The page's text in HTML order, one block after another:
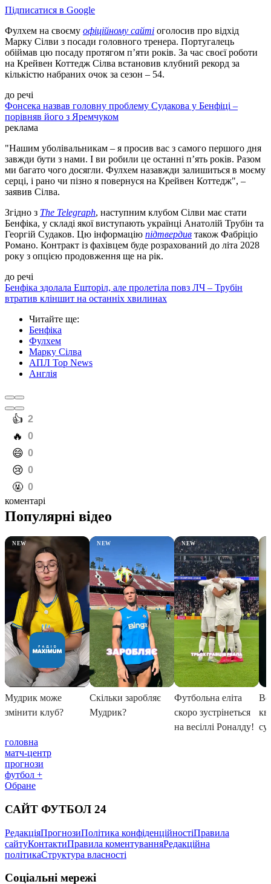
Підписатися в Google
Фулхем на своєму офіційному сайті оголосив про відхід
Марку Сілви з посади головного тренера. Португалець
обіймав цю посаду протягом п’яти років. За час своєї роботи
на Крейвен Коттедж Сілва встановив клубний рекорд за
кількістю набраних очок за сезон – 54.
до речі
Фонсека назвав головну проблему Судакова у Бенфіці –
порівняв його з Яремчуком
реклама
"Нашим уболівальникам – я просив вас з самого першого дня
завжди бути з нами. І ви робили це останні п’ять років. Разом
ми багато чого досягли. Фулхем назавжди залишиться в моєму
серці, і рано чи пізно я повернуся на Крейвен Коттедж", –
заявив Сілва.
Згідно з The Telegraph, наступним клубом Сілви має стати
Бенфіка, у складі якої виступають українці Анатолій Трубін та
Георгій Судаков. Цю інформацію підтвердив також Фабріціо
Романо. Контракт із фахівцем буде розрахований до літа 2028
року з опцією продовження ще на рік.
до речі
Бенфіка здолала Ешторіл, але пролетіла повз ЛЧ – Трубін
втратив кліншит на останніх хвилинах
Читайте ще:
Бенфіка
Фулхем
Марку Сілва
АПЛ Top News
Англія
️👍 2
️🔥 0
️😄 0
️😢 0
️🤬 0
коментарі
головна
матч-центр
прогнози
футбол +
Обране
САЙТ ФУТБОЛ 24
РедакціяПрогнозиПолітика конфіденційностіПравила
сайтуКонтактиПравила коментуванняРедакційна
політикаСтруктура власності
Соціальні мережі